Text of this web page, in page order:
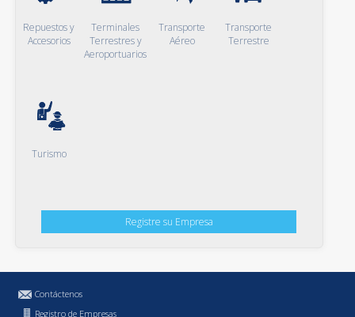
Repuestos y
Accesorios
Terminales
Terrestres y
Aeroportuarios
Transporte
Aéreo
Transporte
Terrestre
Turismo
Registre su Empresa
Contáctenos
Registro de Empresas